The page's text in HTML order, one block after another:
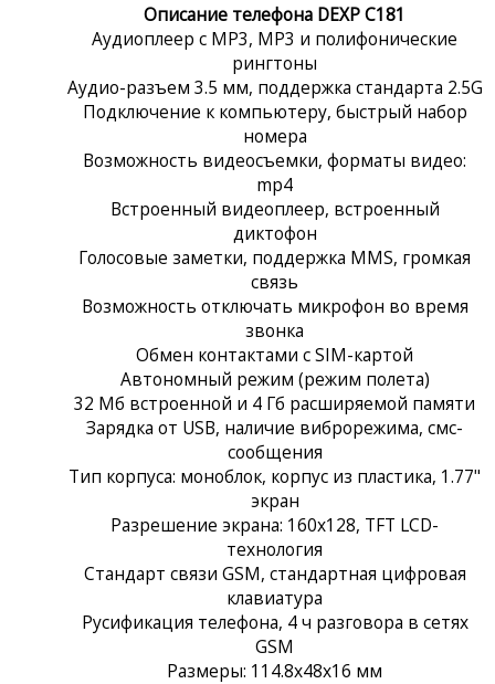
Описание телефона DEXP C181
Аудиоплеер с MP3, MP3 и полифонические
рингтоны
Аудио-разъем 3.5 мм, поддержка стандарта 2.5G
Подключение к компьютеру, быстрый набор
номера
Возможность видеосъемки, форматы видео:
mp4
Встроенный видеоплеер, встроенный
диктофон
Голосовые заметки, поддержка MMS, громкая
связь
Возможность отключать микрофон во время
звонка
Обмен контактами с SIM-картой
Автономный режим (режим полета)
32 Мб встроенной и 4 Гб расширяемой памяти
Зарядка от USB, наличие виброрежима, смс-
сообщения
Тип корпуса: моноблок, корпус из пластика, 1.77"
экран
Разрешение экрана: 160x128, TFT LCD-
технология
Стандарт связи GSM, стандартная цифровая
клавиатура
Русификация телефона, 4 ч разговора в сетях
GSM
Размеры: 114.8x48x16 мм